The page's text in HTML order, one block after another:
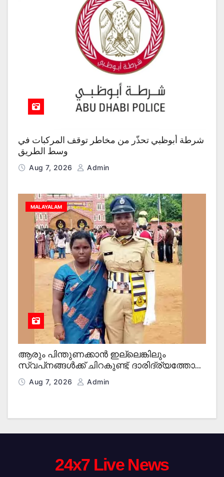
شرطة أبوظبي تحذّر من مخاطر توقف المركبات في
وسط الطريق
Aug 7, 2026 Admin
MALAYALAM
ആരും പിന്തുണക്കാന്‍ ഇല്ലെങ്കിലും
സ്വപ്‌നങ്ങള്‍ക്ക് ചിറകുണ്ട്; ദാരിദ്ര്യത്തോട്
പടവെട്ടി രാജി ഇനി കേരള പോലീസില്‍
Aug 7, 2026 Admin
24x7 Live News